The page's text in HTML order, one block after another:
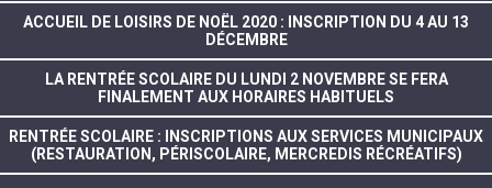
ACCUEIL DE LOISIRS DE NOËL 2020 : INSCRIPTION DU 4 AU 13
DÉCEMBRE
LA RENTRÉE SCOLAIRE DU LUNDI 2 NOVEMBRE SE FERA
FINALEMENT AUX HORAIRES HABITUELS
RENTRÉE SCOLAIRE : INSCRIPTIONS AUX SERVICES MUNICIPAUX
(RESTAURATION, PÉRISCOLAIRE, MERCREDIS RÉCRÉATIFS)